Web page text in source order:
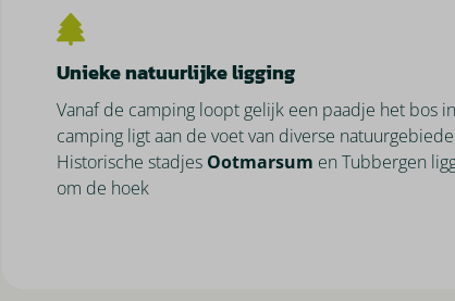
Unieke natuurlijke ligging
Vanaf de camping loopt gelijk een paadje het bos
camping ligt aan de voet van diverse
Historische stadjes Ootmarsum en Tubbergen
om de hoek